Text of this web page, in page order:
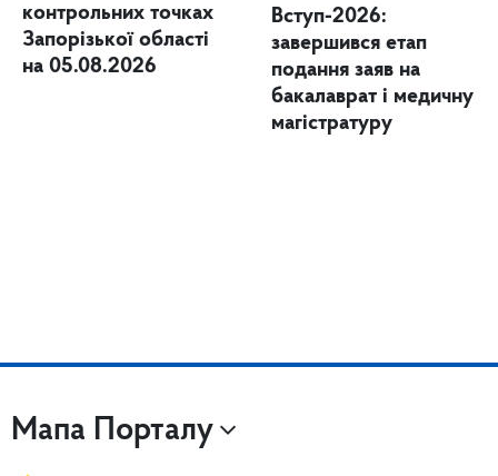
контрольних точках
Запорізької області
на 05.08.2026
Вступ-2026:
завершився етап
подання заяв на
бакалаврат і медичну
магістратуру
Мапа Порталу